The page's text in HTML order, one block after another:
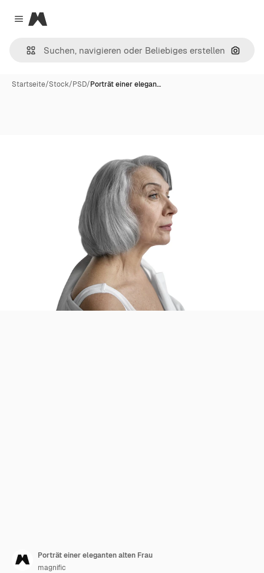
Close menu
Magnific
Nach
Startseite/Stock/PSD/Porträt einer elegan…
Porträt einer eleganten alten Frau
magnific